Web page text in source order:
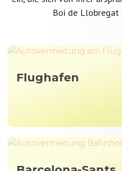
Boi de Llobregat
Flughafen